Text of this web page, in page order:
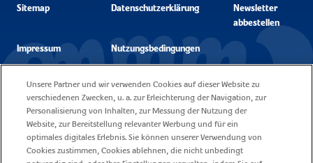
Sitemap
Impressum
Unsere Cookie
Fragen
Datenschutzerklärung
Nutzungsbedingungen
Kontakt
Karriere
Newsletter
abbestellen
Unsere Partner und wir verwenden Cookies auf dieser Website zu
verschiedenen Zwecken, u. a. zur Erleichterung der Navigation, zur
Personalisierung von Inhalten, zur Messung der Nutzung der
Website, zur Bereitstellung relevanter Werbung und für ein
optimales digitales Erlebnis. Sie können unserer Verwendung von
Cookies zustimmen, Cookies ablehnen, die nicht unbedingt